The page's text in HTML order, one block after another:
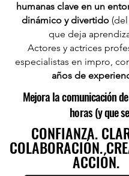
humanas clave en un
dinámico y divertido(del
que deja
Actores y actrices
especialistas en impro,
años de
Mejora la comunicación
horas (y que
CONFIANZA.
COLABORACIÓN.
ACCIÓN.